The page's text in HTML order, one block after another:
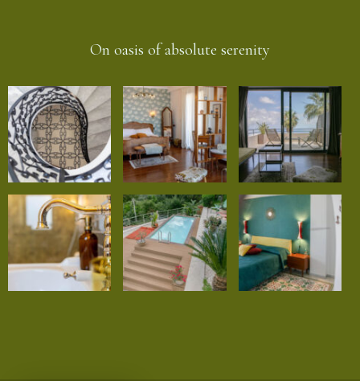
On oasis of absolute serenity